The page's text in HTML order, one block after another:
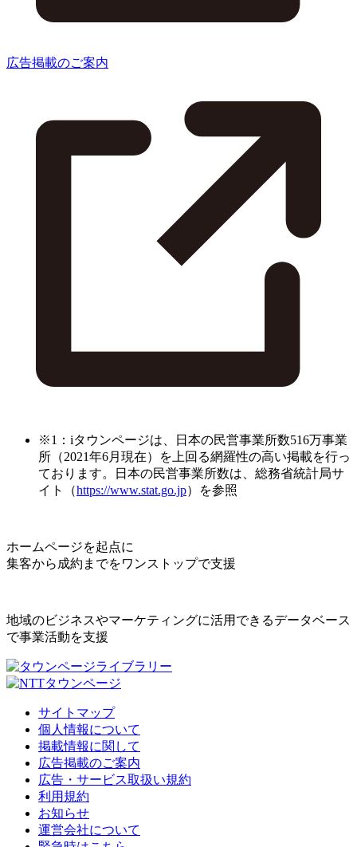
広告掲載のご案内
※1：iタウンページは、日本の民営事業所数516万事業
所（2021年6月現在）を上回る網羅性の高い掲載を行っ
ております。日本の民営事業所数は、総務省統計局サ
イト（https://www.stat.go.jp）を参照
ホームページを起点に
集客から成約までをワンストップで支援
地域のビジネスやマーケティングに活用できるデータベース
で事業活動を支援
サイトマップ
個人情報について
掲載情報に関して
広告掲載のご案内
広告・サービス取扱い規約
利用規約
お知らせ
運営会社について